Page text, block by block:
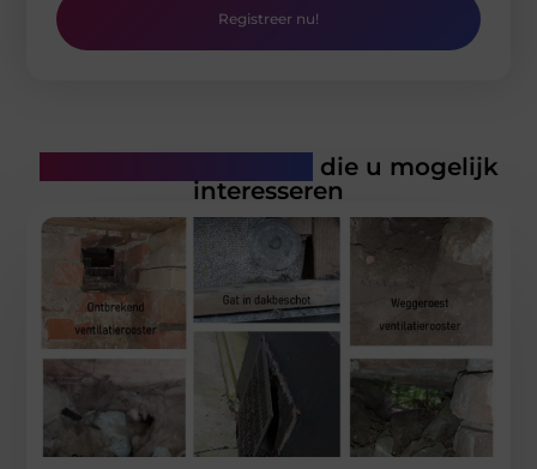
Registreer nu!
die u mogelijk
interesseren